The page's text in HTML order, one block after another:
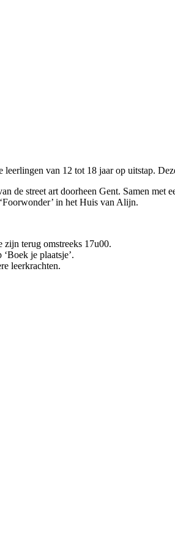
van 12 tot 18 jaar op uitstap.
de street art doorheen Gent. Samen
in het Huis van Alijn.
zijn terug omstreeks 17u00.
je plaatsje’.
leerkrachten.